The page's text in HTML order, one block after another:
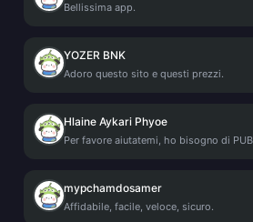
Bellissima app.
YOZER BNK
Adoro questo sito e questi prezzi.
Hlaine Aykari Phyoe
Per favore aiutatemi, ho bisogno di
mypchamdosamer
Affidabile, facile, veloce, sicuro.